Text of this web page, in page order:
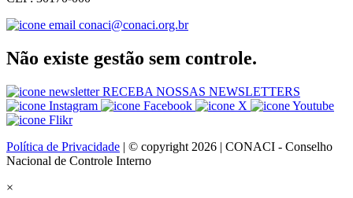
conaci@conaci.org.br
Não existe gestão sem controle.
RECEBA NOSSAS NEWSLETTERS
Política de Privacidade | © copyright 2026 | CONACI - Conselho
Nacional de Controle Interno
×